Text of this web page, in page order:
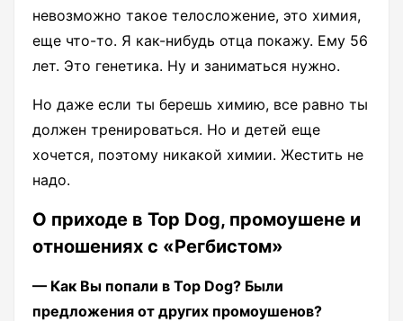
невозможно такое телосложение, это химия,
еще что-то. Я как-нибудь отца покажу. Ему 56
лет. Это генетика. Ну и заниматься нужно.
Но даже если ты берешь химию, все равно ты
должен тренироваться. Но и детей еще
хочется, поэтому никакой химии. Жестить не
надо.
О приходе в Top Dog, промоушене и
отношениях с «Регбистом»
— Как Вы попали в Top Dog? Были
предложения от других промоушенов?